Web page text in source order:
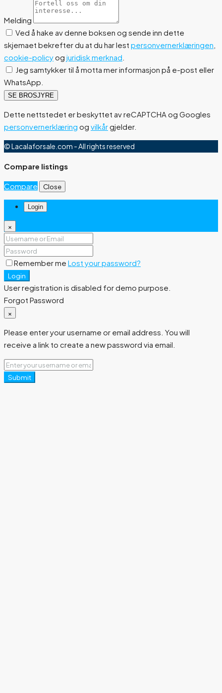
Melding
Ved å hake av denne boksen og sende inn dette
skjemaet bekrefter du at du har lest personvernerklæringen
cookie-policyog juridisk merknad
Jeg samtykker til å motta mer informasjon på e-post eller
WhatsApp.
SE BROSJYRE
Dette nettstedet er beskyttet av reCAPTCHA og Googles
personvernerklæring og vilkårgjelder.
© Lacalaforsale.com - All rights reserved
Compare listings
Compare Close
Login
×
Remember me Lost your password?
Login
User registration is disabled for demo purpose.
Forgot Password
×
Please enter your username or email address. You will
receive a link to create a new password via email.
Submit